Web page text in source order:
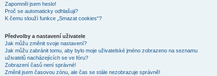
Zapomněl jsem heslo!
Proč se automaticky odhlašuji?
K čemu slouží funkce „Smazat cookies“?
Předvolby a nastavení uživatele
Jak můžu změnit svoje nastavení?
Jak můžu zabránit tomu, aby bylo moje uživatelské jméno zobrazeno na seznamu
uživatelů nacházejících se ve fóru?
Zobrazení časů není správné!
Změnil jsem časovou zónu, ale čas se stále nezobrazuje správně!